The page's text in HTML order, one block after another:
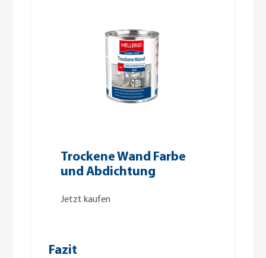
Trockene Wand Farbe
und Abdichtung
Jetzt kaufen
Fazit